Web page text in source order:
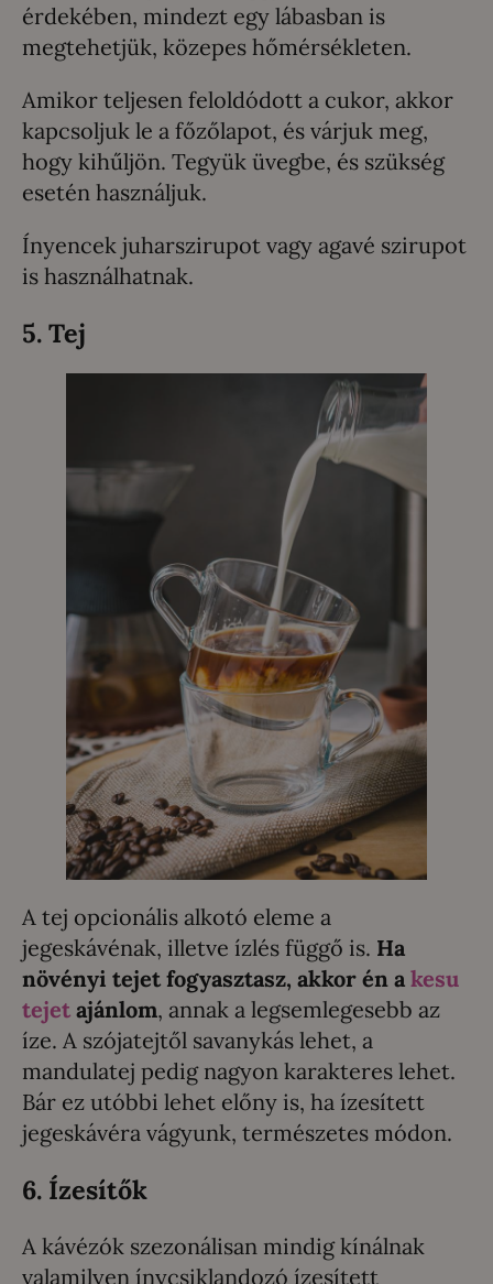
érdekében, mindezt egy lábasban is
megtehetjük, közepes hőmérsékleten.
Amikor teljesen feloldódott a cukor, akkor
kapcsoljuk le a főzőlapot, és várjuk meg,
hogy kihűljön. Tegyük üvegbe, és szükség
esetén használjuk.
Ínyencek juharszirupot vagy agavé szirupot
is használhatnak.
5. Tej
A tej opcionális alkotó eleme a
jegeskávénak, illetve ízlés függő is. Ha
növényi tejet fogyasztasz, akkor én a kesu
tejet ajánlom, annak a legsemlegesebb az
íze. A szójatejtől savanykás lehet, a
mandulatej pedig nagyon karakteres lehet.
Bár ez utóbbi lehet előny is, ha ízesített
jegeskávéra vágyunk, természetes módon.
6. Ízesítők
A kávézók szezonálisan mindig kínálnak
valamilyen ínycsiklandozó ízesített